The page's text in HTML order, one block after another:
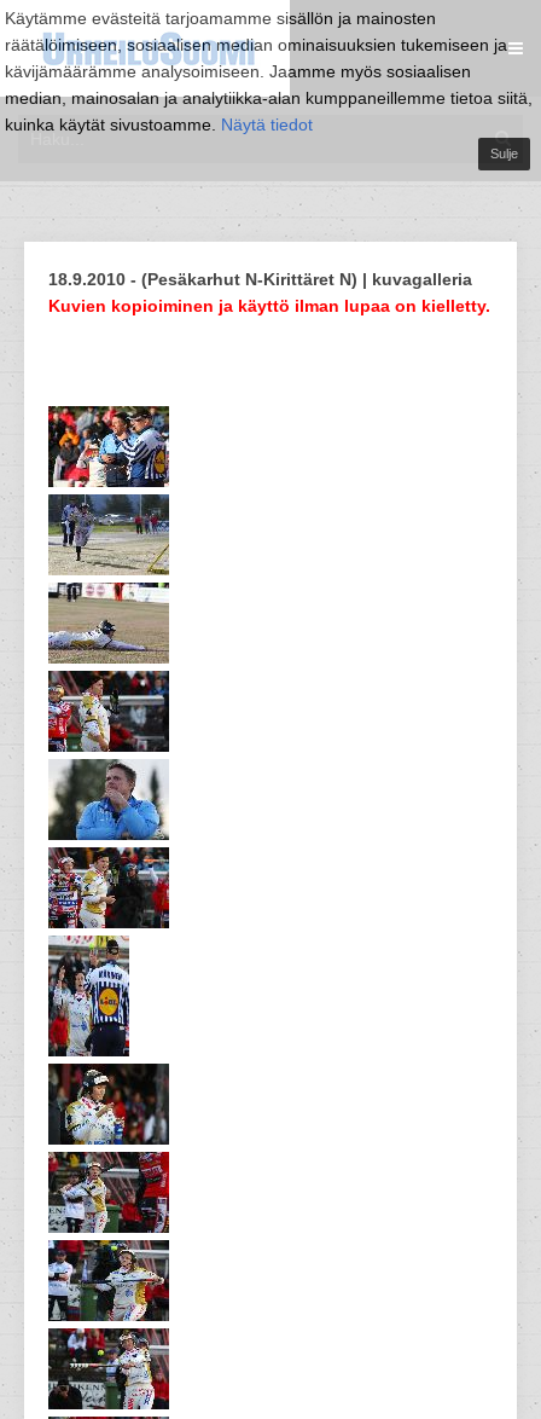
Käytämme evästeitä tarjoamamme sisällön ja mainosten
räätälöimiseen, sosiaalisen median ominaisuuksien tukemiseen ja
kävijämäärämme analysoimiseen. Jaamme myös sosiaalisen
median, mainosalan ja analytiikka-alan kumppaneillemme tietoa siitä,
kuinka käytät sivustoamme. Näytä tiedot
Sulje
18.9.2010 - (Pesäkarhut N-Kirittäret N) | kuvagalleria
Kuvien kopioiminen ja käyttö ilman lupaa on kielletty.